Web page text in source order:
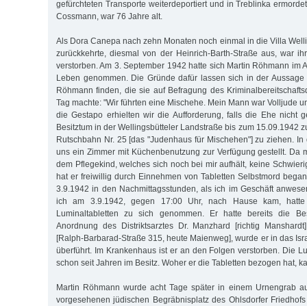
gefürchteten Transporte weiterdeportiert und in Treblinka
Cossmann, war 76 Jahre alt.
Als Dora Canepa nach zehn Monaten noch einmal in die Villa
zurückkehrte, diesmal von der Heinrich-Barth-Straße aus, war
verstorben. Am 3. September 1942 hatte sich Martin Röhmann im
Leben genommen. Die Gründe dafür lassen sich in der
Röhmann finden, die sie auf Befragung des
Tag machte: "Wir führten eine Mischehe. Mein Mann war Volljude
die Gestapo erhielten wir die Aufforderung, falls die Ehe nicht
Besitztum in der Wellingsbütteler Landstraße bis zum 15.09.1942
Rutschbahn Nr. 25 [das "Judenhaus für Mischehen"] zu ziehen.
uns ein Zimmer mit Küchenbenutzung zur Verfügung gestellt. Da
dem Pflegekind, welches sich noch bei mir aufhält, keine
hat er freiwillig durch Einnehmen von Tabletten Selbstmord
3.9.1942 in den Nachmittagsstunden, als ich im Geschäft
ich am 3.9.1942, gegen 17:00 Uhr, nach Hause kam,
Luminaltabletten zu sich genommen. Er hatte bereits die
Anordnung des Distriktsarztes Dr. Manzhard [richtig
[Ralph-Barbarad-Straße 315, heute Maienweg], wurde er in das
überführt. Im Krankenhaus ist er an den Folgen verstorben. Die
schon seit Jahren im Besitz. Woher er die Tabletten bezogen hat,
Martin Röhmann wurde acht Tage später in einem Urnengrab
vorgesehenen jüdischen Begräbnisplatz des Ohlsdorfer